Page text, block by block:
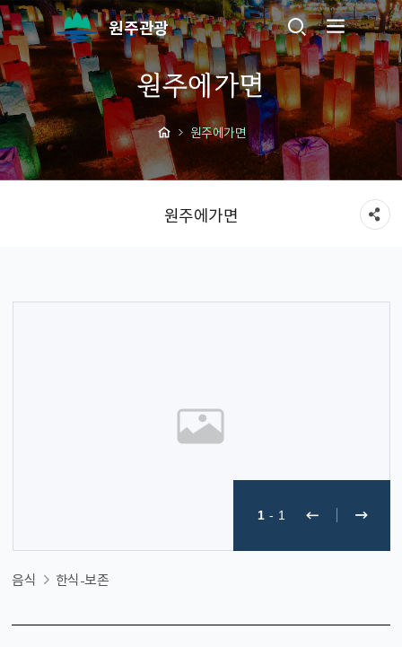
원주관광
원주에가면
원주에가면
원주에가면
1 - 1
음식 한식-보존